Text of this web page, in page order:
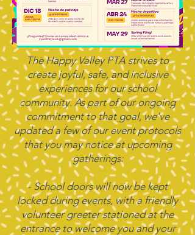
The Happy Valley PTA strives to
create joyful, safe, and inclusive
experiences for our school
community. As part of our ongoing
commitment to that goal, we've
updated a few of our event protocols
that you may notice at upcoming
gatherings:
- School doors will now be kept
locked during events, with a friendly
volunteer greeter stationed at the
entrance to welcome you and your